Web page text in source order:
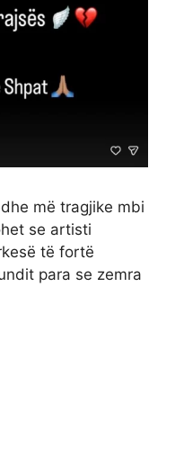
më tragjike mbi
se artisti
të fortë
para se zemra